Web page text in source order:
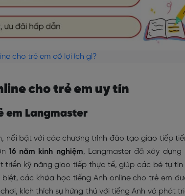
cho trẻ em có lợi ích gì?
cho trẻ em uy tín
em Langmaster
nổi bật với các chương trình đào tạo giao tiếp
16 năm kinh nghiệm, Langmaster đã xây dựng
kỹ năng giao tiếp thực tế, giúp các bé tự tin
các khóa học tiếng Anh online cho trẻ em
kích thích sự hứng thú với tiếng Anh và phát